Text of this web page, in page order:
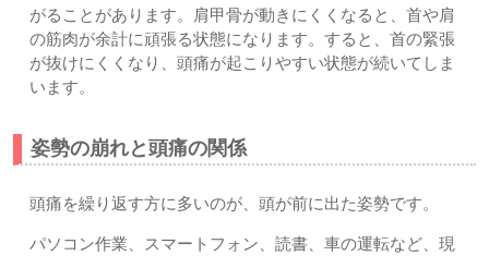
がることがあります。肩甲骨が動きにくくなると、首や肩
の筋肉が余計に頑張る状態になります。すると、首の緊張
が抜けにくくなり、頭痛が起こりやすい状態が続いてしま
います。
姿勢の崩れと頭痛の関係
頭痛を繰り返す方に多いのが、頭が前に出た姿勢です。
パソコン作業、スマートフォン、読書、車の運転など、現